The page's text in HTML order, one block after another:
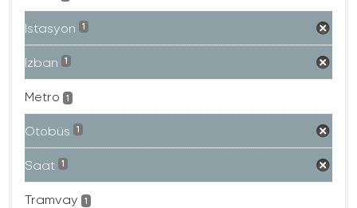
Istasyon 1
Izban 1
Metro 1
Otobüs 1
Saat 1
Tramvay 1